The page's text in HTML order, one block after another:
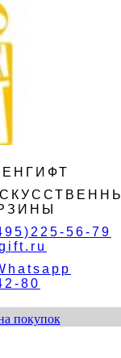
56-79
80
покупок